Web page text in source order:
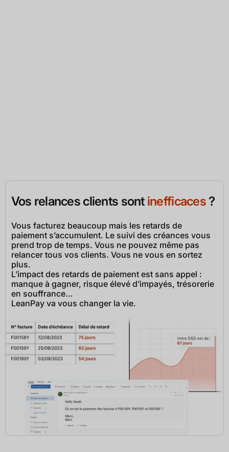
Vos relances clients sont inefficaces ?
Vous facturez beaucoup mais les retards de
paiement s’accumulent. Le suivi des créances vous
prend trop de temps. Vous ne pouvez même pas
relancer tous vos clients. Vous ne vous en sortez
plus.
L’impact des retards de paiement est sans appel :
manque à gagner, risque élevé d’impayés, trésorerie
en souffrance…
LeanPay va vous changer la vie.